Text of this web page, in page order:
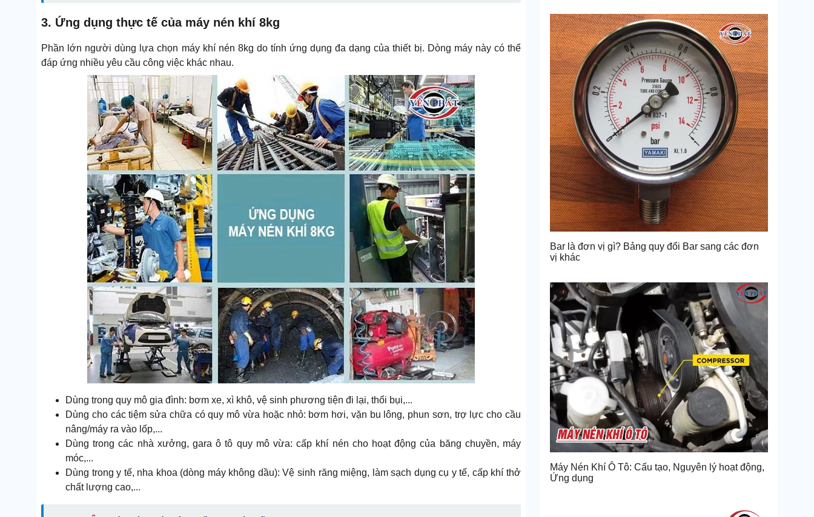
3. Ứng dụng thực tế của máy nén khí 8kg
Phần lớn người dùng lựa chọn máy khí nén 8kg do tính ứng dụng đa dạng của thiết bị. Dòng máy này có thể
đáp ứng nhiều yêu cầu công việc khác nhau.
Dùng trong quy mô gia đình: bơm xe, xì khô, vệ sinh phương tiện đi lại, thổi bụi,...
Dùng cho các tiệm sửa chữa có quy mô vừa hoặc nhỏ: bơm hơi, vặn bu lông, phun sơn, trợ lực cho cầu
nâng/máy ra vào lốp,...
Dùng trong các nhà xưởng, gara ô tô quy mô vừa: cấp khí nén cho hoạt động của băng chuyền, máy
móc,...
Dùng trong y tế, nha khoa (dòng máy không dầu): Vệ sinh răng miệng, làm sạch dụng cụ y tế, cấp khí thở
chất lượng cao,...
Bar là đơn vị gì? Bảng quy đổi Bar sang các đơn
vị khác
Máy Nén Khí Ô Tô: Cấu tạo, Nguyên lý hoạt động,
Ứng dụng